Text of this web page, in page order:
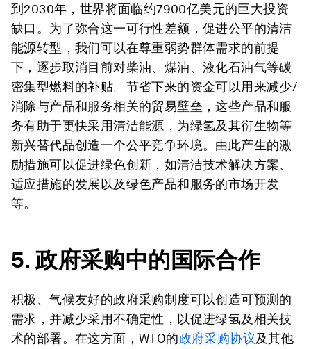
到2030年，世界将面临约7900亿美元的巨大投资
缺口。为了弥合这一可行性差额，促进公平的清洁
能源转型，我们可以在尊重弱势群体需求的前提
下，逐步取消目前对柴油、煤油、液化石油气等碳
密集型燃料的补贴。节省下来的资金可以用来减少/
消除与产品和服务相关的贸易壁垒，这些产品和服
务有助于更快采用清洁能源，为绿氢及其衍生物等
新兴替代品创造一个公平竞争环境。由此产生的激
励措施可以促进绿色创新，如清洁技术解决方案、
适应措施的发展以及绿色产品和服务的市场开发
等。
5.政府采购中的国际合作
积极、气候友好的政府采购制度可以创造可预测的
需求，并减少采用不确定性，以促进绿氢及相关技
术的部署。在这方面，WTO的政府采购协议及其他